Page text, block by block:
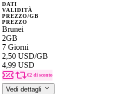
DATI
VALIDITÀ
PREZZO/GB
PREZZO
Brunei
2GB
7 Giorni
2,50 USD/GB
4,99 USD
€2 di sconto
Vedi dettagli